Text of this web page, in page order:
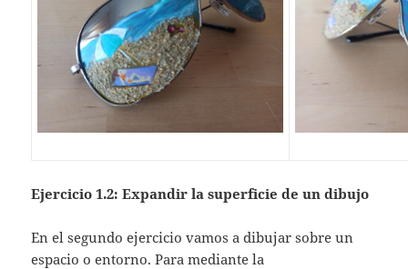
Ejercicio 1.2: Expandir la superficie de un dibujo
En el segundo ejercicio vamos a dibujar sobre un
espacio o entorno. Para mediante la